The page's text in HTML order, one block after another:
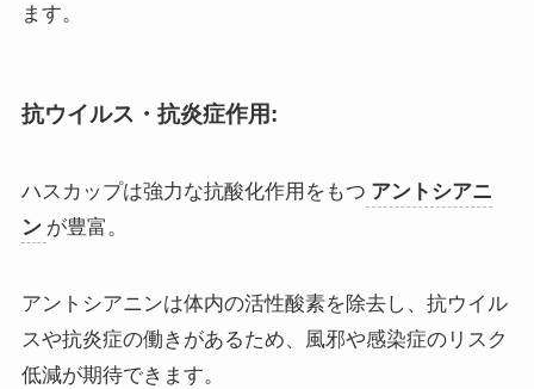
ます。
抗ウイルス・抗炎症作用:
ハスカップは強力な抗酸化作用をもつ アントシアニ
ン が豊富。
アントシアニンは体内の活性酸素を除去し、抗ウイル
スや抗炎症の働きがあるため、風邪や感染症のリスク
低減が期待できます。